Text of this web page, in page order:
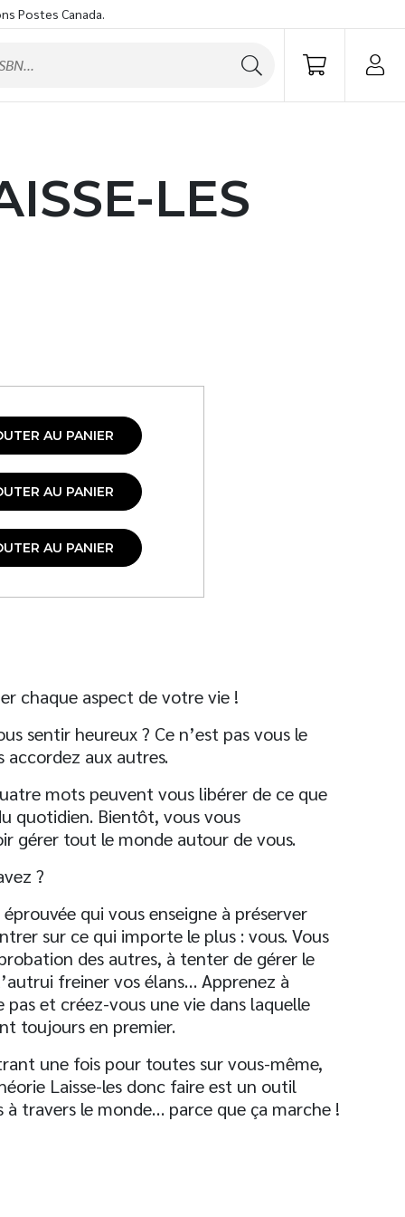
Postes Canada.
LES
AU PANIER
AU PANIER
AU PANIER
chaque aspect de votre vie !
sentir heureux ? Ce n’est pas vous le
accordez aux autres.
mots peuvent vous libérer de ce que
quotidien. Bientôt, vous vous
gérer tout le monde autour de vous.
?
qui vous enseigne à préserver
sur ce qui importe le plus : vous. Vous
des autres, à tenter de gérer le
freiner vos élans… Apprenez à
et créez-vous une vie dans laquelle
toujours en premier.
une fois pour toutes sur vous-même,
Laisse-les donc faire est un outil
travers le monde… parce que ça marche !